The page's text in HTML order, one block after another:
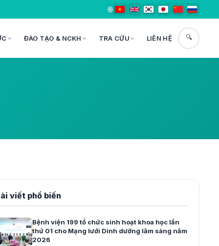
🌐
ĐÀO TẠO & NCKH TRA CỨU LIÊN HỆ 🔍
viết phổ biến
Bệnh viện 199 tổ chức sinh hoạt khoa học lần
thứ 01 cho Mạng lưới Dinh dưỡng lâm sàng năm
2026